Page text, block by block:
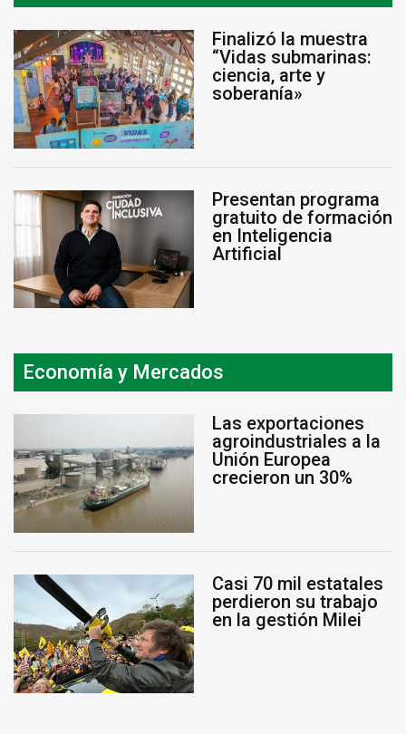
Finalizó la muestra
“Vidas submarinas:
ciencia, arte y
soberanía»
Presentan programa
gratuito de formación
en Inteligencia
Artificial
Economía y Mercados
Las exportaciones
agroindustriales a la
Unión Europea
crecieron un 30%
Casi 70 mil estatales
perdieron su trabajo
en la gestión Milei